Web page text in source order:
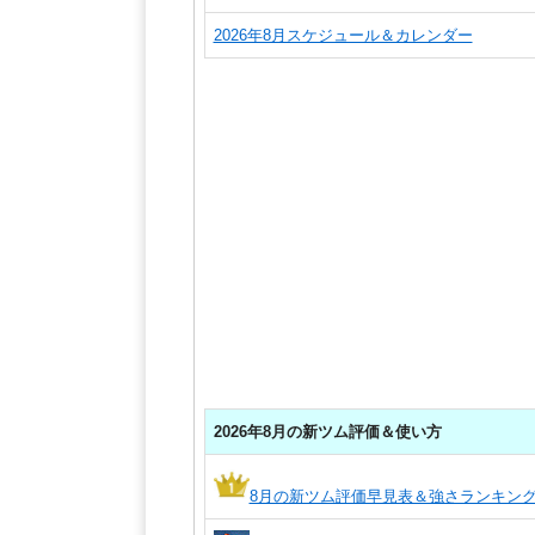
2026年8月スケジュール＆カレンダー
2026年8月の新ツム評価＆使い方
8月の新ツム評価早見表＆強さランキン